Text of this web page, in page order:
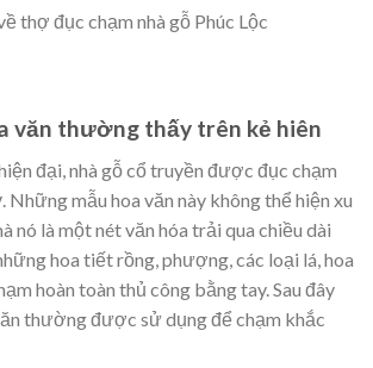
thợ đục chạm nhà gỗ Phúc Lộc
văn thường thấy trên kẻ hiên
đại, nhà gỗ cổ truyền được đục chạm
Những mẫu hoa văn này không thể hiện xu
nó là một nét văn hóa trải qua chiều dài
hoa tiết rồng, phượng, các loại lá, hoa
hoàn toàn thủ công bằng tay. Sau đây
thường được sử dụng để chạm khắc